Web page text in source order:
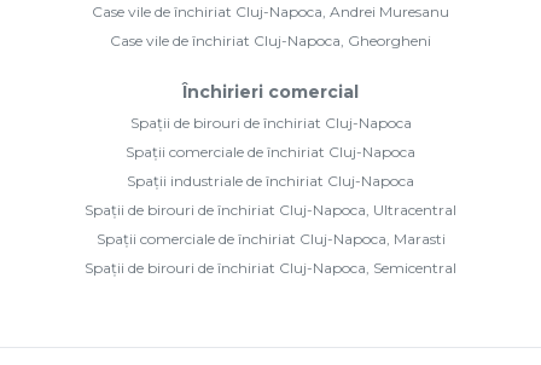
Case vile de închiriat Cluj-Napoca, Andrei Muresanu
Case vile de închiriat Cluj-Napoca, Gheorgheni
Închirieri comercial
Spații de birouri de închiriat Cluj-Napoca
Spații comerciale de închiriat Cluj-Napoca
Spații industriale de închiriat Cluj-Napoca
Spații de birouri de închiriat Cluj-Napoca, Ultracentral
Spații comerciale de închiriat Cluj-Napoca, Marasti
Spații de birouri de închiriat Cluj-Napoca, Semicentral